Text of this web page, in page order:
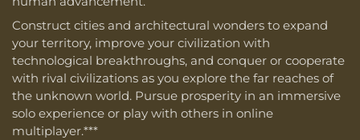
Construct cities and architectural wonders to expand
your territory, improve your civilization with
technological breakthroughs, and conquer or cooperate
with rival civilizations as you explore the far reaches of
the unknown world. Pursue prosperity in an immersive
solo experience or play with others in online
multiplayer.***